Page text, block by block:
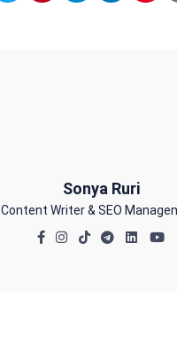
Sonya Ruri
Content Writer & SEO